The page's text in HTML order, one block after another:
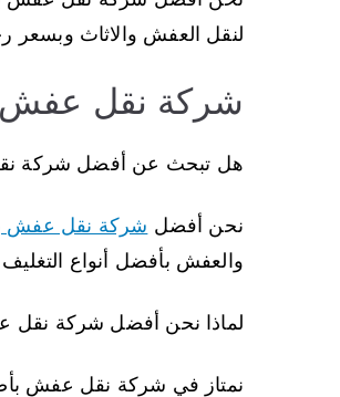
لنقل العفش والاثاث وبسعر
شركة نقل
هل تبحث عن أفضل شركة
نحن أفضل شركة نقل عفش
والعفش بأفضل أنواع التغليف
لماذا نحن أفضل شركة نقل
نمتاز في شركة نقل عفش